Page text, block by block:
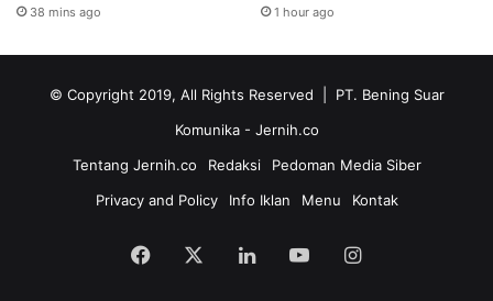
38 mins ago 1 hour ago
© Copyright 2019, All Rights Reserved | PT. Bening Suar
Komunika - Jernih.co
Tentang Jernih.co
Redaksi
Pedoman Media Siber
Privacy and Policy
Info Iklan Menu Kontak
Facebook LinkedInYouTubeInstagram